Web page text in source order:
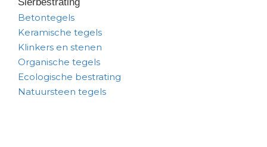
Betontegels
Keramische tegels
Klinkers en stenen
Organische tegels
Ecologische bestrating
Natuursteen tegels